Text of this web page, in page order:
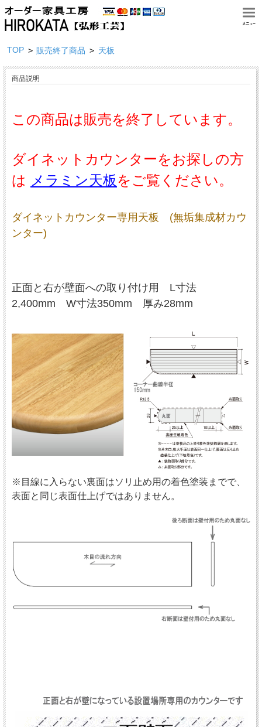
TOP > 販売終了商品 > 天板
商品説明
この商品は販売を終了しています。
ダイネットカウンターをお探しの方
は メラミン天板をご覧ください。
ダイネットカウンター専用天板 (無垢集成材カウ
ンター)
正面と右が壁面への取り付け用 L寸法
2,400mm W寸法350mm 厚み28mm
※目線に入らない裏面はソリ止め用の着色塗装までで、
表面と同じ表面仕上げではありません。